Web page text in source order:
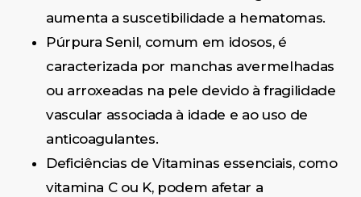
aumenta a suscetibilidade a hematomas.
Púrpura Senil, comum em idosos, é
caracterizada por manchas avermelhadas
ou arroxeadas na pele devido à fragilidade
vascular associada à idade e ao uso de
anticoagulantes.
Deficiências de Vitaminas essenciais, como
vitamina C ou K, podem afetar a